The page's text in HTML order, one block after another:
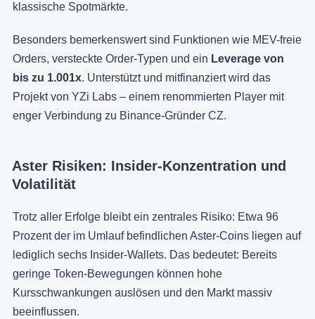
klassische Spotmärkte.
Besonders bemerkenswert sind Funktionen wie MEV-freie
Orders, versteckte Order-Typen und ein Leverage von
bis zu 1.001x. Unterstützt und mitfinanziert wird das
Projekt von YZi Labs – einem renommierten Player mit
enger Verbindung zu Binance-Gründer CZ.
Aster Risiken: Insider-Konzentration und
Volatilität
Trotz aller Erfolge bleibt ein zentrales Risiko: Etwa 96
Prozent der im Umlauf befindlichen Aster-Coins liegen auf
lediglich sechs Insider-Wallets. Das bedeutet: Bereits
geringe Token-Bewegungen können hohe
Kursschwankungen auslösen und den Markt massiv
beeinflussen.